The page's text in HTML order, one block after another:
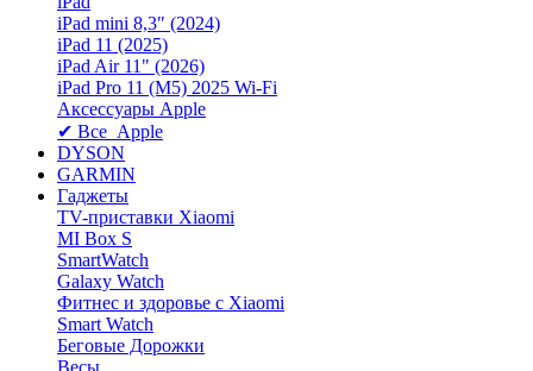
iPad mini 8,3″ (2024)
iPad 11 (2025)
iPad Air 11" (2026)
iPad Pro 11 (M5) 2025 Wi-Fi
Аксессуары Apple
✔ Все Apple
DYSON
GARMIN
Гаджеты
TV-приставки Xiaomi
MI Box S
SmartWatch
Galaxy Watch
Фитнес и здоровье с Xiaomi
Smart Watch
Беговые Дорожки
Весы